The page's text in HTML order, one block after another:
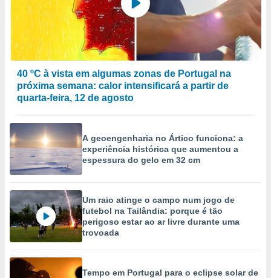
40 ºC à vista em algumas zonas de Portugal na
próxima semana: calor intensificará a partir de
quarta-feira, 12 de agosto
A geoengenharia no Ártico funciona: a
experiência histórica que aumentou a
espessura do gelo em 32 cm
Um raio atinge o campo num jogo de
futebol na Tailândia: porque é tão
perigoso estar ao ar livre durante uma
trovoada
Tempo em Portugal para o eclipse solar de